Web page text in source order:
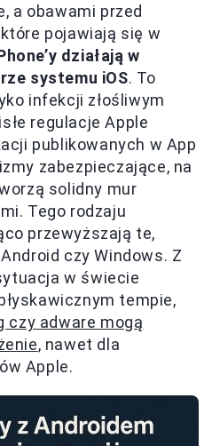
a obawami przed
pojawiają się w
działają w
systemu iOS. To
infekcji złośliwym
regulacje Apple
publikowanych w App
zabezpieczające, na
solidny mur
Tego rodzaju
przewyższają te,
czy Windows. Z
w świecie
tempie,
czy adware mogą
, nawet dla
Apple.